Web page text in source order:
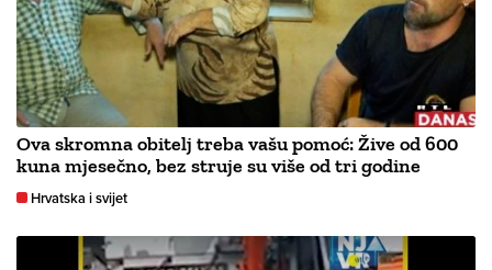
Ova skromna obitelj treba vašu pomoć: Žive od 600
kuna mjesečno, bez struje su više od tri godine
Hrvatska i svijet